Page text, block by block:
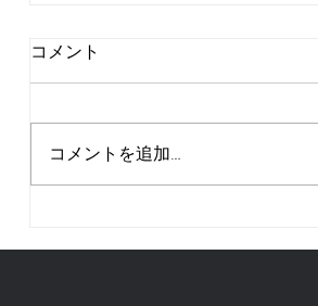
定期装花
コメント
コメントを追加…